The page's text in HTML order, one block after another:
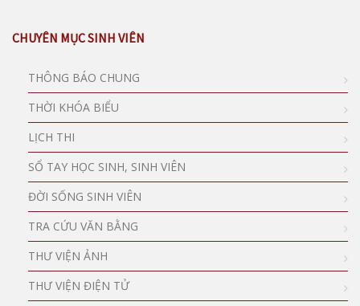
CHUYÊN MỤC SINH VIÊN
THÔNG BÁO CHUNG
THỜI KHÓA BIỂU
LỊCH THI
SỔ TAY HỌC SINH, SINH VIÊN
ĐỜI SỐNG SINH VIÊN
TRA CỨU VĂN BẰNG
THƯ VIỆN ẢNH
THƯ VIỆN ĐIỆN TỬ